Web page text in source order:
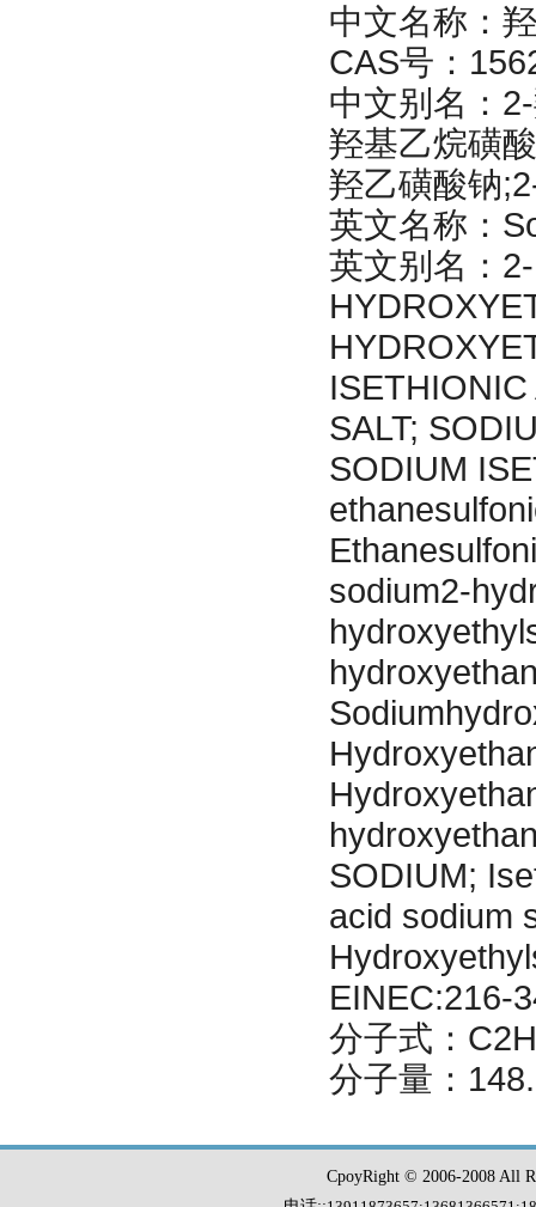
中文名称：
CAS号：
中文别名：
羟基乙烷磺
羟乙磺酸钠
英文名称：
英文别名：
SALT;
SODIUM
sodium2-
SODIUM;
acid sodium
EINEC:216-
分子式：
分子量：
CpoyRight © 2006-2008 All